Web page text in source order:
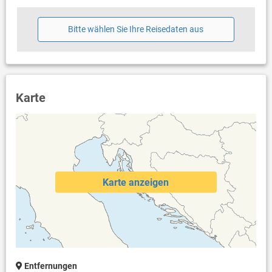
Bitte wählen Sie Ihre Reisedaten aus
Karte
Karte anzeigen
Entfernungen